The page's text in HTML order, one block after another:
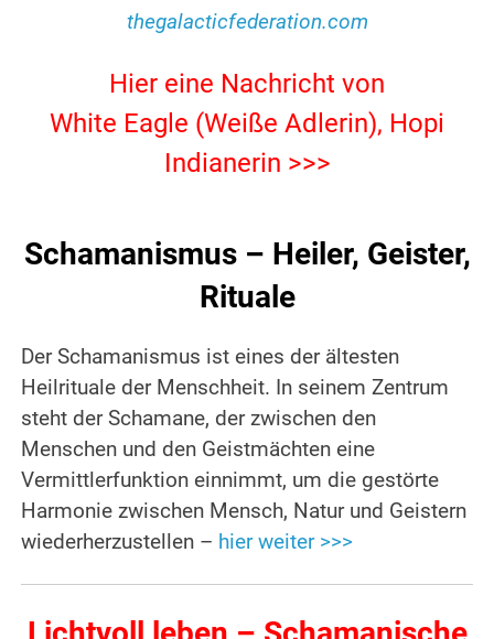
thegalacticfederation.com
Hier eine Nachricht von
White Eagle (Weiße Adlerin), Hopi
Indianerin >>>
Schamanismus – Heiler, Geister,
Rituale
Der Schamanismus ist eines der ältesten
Heilrituale der Menschheit. In seinem Zentrum
steht der Schamane, der zwischen den
Menschen und den Geistmächten eine
Vermittlerfunktion einnimmt, um die gestörte
Harmonie zwischen Mensch, Natur und Geistern
wiederherzustellen – hier weiter >>>